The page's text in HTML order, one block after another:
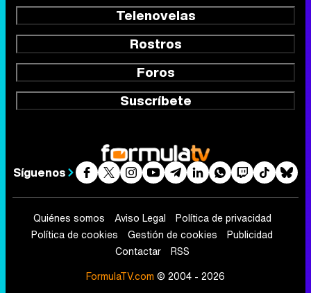
Telenovelas
Rostros
Foros
Suscríbete
Síguenos
Quiénes somos Aviso Legal
Política de privacidad
Política de cookies
Gestión de cookies
Publicidad
Contactar
RSS
FormulaTV.com © 2004 - 2026